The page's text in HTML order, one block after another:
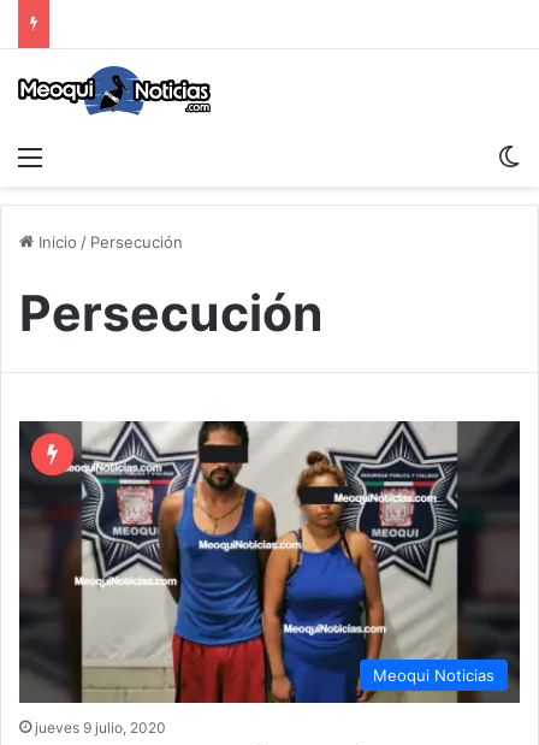
Inicio / Persecución
Persecución
Meoqui Noticias
jueves 9 julio, 2020